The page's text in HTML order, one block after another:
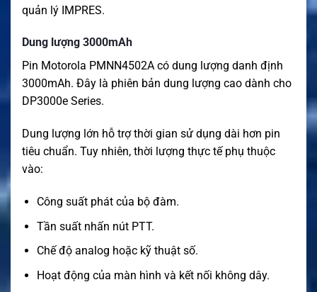
quản lý IMPRES.
Dung lượng 3000mAh
Pin Motorola PMNN4502A có dung lượng danh định
3000mAh. Đây là phiên bản dung lượng cao dành cho
DP3000e Series.
Dung lượng lớn hỗ trợ thời gian sử dụng dài hơn pin
tiêu chuẩn. Tuy nhiên, thời lượng thực tế phụ thuộc
vào:
Công suất phát của bộ đàm.
Tần suất nhấn nút PTT.
Chế độ analog hoặc kỹ thuật số.
Hoạt động của màn hình và kết nối không dây.